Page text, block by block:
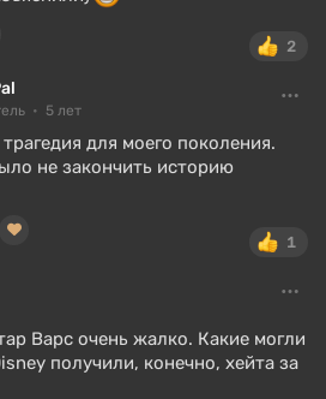
2
5 лет
для моего поколения.
не закончить историю
1
Варс очень жалко. Какие могли
получили, конечно, хейта за